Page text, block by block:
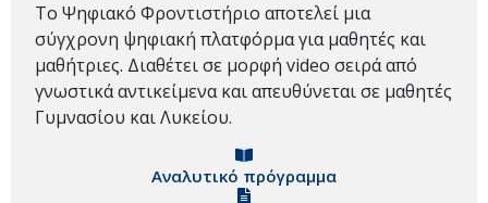
Το Ψηφιακό Φροντιστήριο αποτελεί μια
σύγχρονη ψηφιακή πλατφόρμα για μαθητές και
μαθήτριες. Διαθέτει σε μορφή video σειρά από
γνωστικά αντικείμενα και απευθύνεται σε μαθητές
Γυμνασίου και Λυκείου.
Αναλυτικό πρόγραμμα